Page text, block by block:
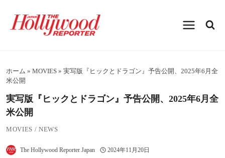
プホーム » MOVIES » 実写版『ヒックとドラゴン』予告公開、2025年6月全
米公開
実写版『ヒックとドラゴン』予告公開、2025年6月全
米公開
MOVIES / NEWS
The Hollywood Reporter Japan 2024年11月20日